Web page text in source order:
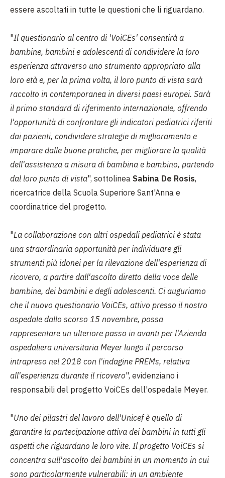
essere ascoltati in tutte le questioni che li riguardano.
"Il questionario al centro di 'VoiCEs' consentirà a
bambine, bambini e adolescenti di condividere la loro
esperienza attraverso uno strumento appropriato alla
loro età e, per la prima volta, il loro punto di vista sarà
raccolto in contemporanea in diversi paesi europei. Sarà
il primo standard di riferimento internazionale, offrendo
l'opportunità di confrontare gli indicatori pediatrici riferiti
dai pazienti, condividere strategie di miglioramento e
imparare dalle buone pratiche, per migliorare la qualità
dell'assistenza a misura di bambina e bambino, partendo
dal loro punto di vista", sottolinea Sabina De Rosis,
ricercatrice della Scuola Superiore Sant'Anna e
coordinatrice del progetto.
"La collaborazione con altri ospedali pediatrici è stata
una straordinaria opportunità per individuare gli
strumenti più idonei per la rilevazione dell'esperienza di
ricovero, a partire dall'ascolto diretto della voce delle
bambine, dei bambini e degli adolescenti. Ci auguriamo
che il nuovo questionario VoiCEs, attivo presso il nostro
ospedale dallo scorso 15 novembre, possa
rappresentare un ulteriore passo in avanti per l'Azienda
ospedaliera universitaria Meyer lungo il percorso
intrapreso nel 2018 con l'indagine PREMs, relativa
all'esperienza durante il ricovero", evidenziano i
responsabili del progetto VoiCEs dell'ospedale Meyer.
"Uno dei pilastri del lavoro dell'Unicef è quello di
garantire la partecipazione attiva dei bambini in tutti gli
aspetti che riguardano le loro vite. Il progetto VoiCEs si
concentra sull'ascolto dei bambini in un momento in cui
sono particolarmente vulnerabili: in un ambiente